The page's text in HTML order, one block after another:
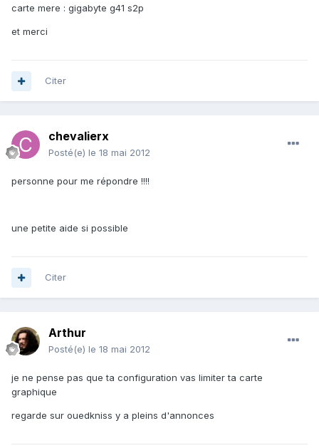
carte mere : gigabyte g41 s2p
et merci
Citer
chevalierx
Posté(e) le 18 mai 2012
personne pour me répondre !!!!
une petite aide si possible
Citer
Arthur
Posté(e) le 18 mai 2012
je ne pense pas que ta configuration vas limiter ta carte
graphique
regarde sur ouedkniss y a pleins d'annonces